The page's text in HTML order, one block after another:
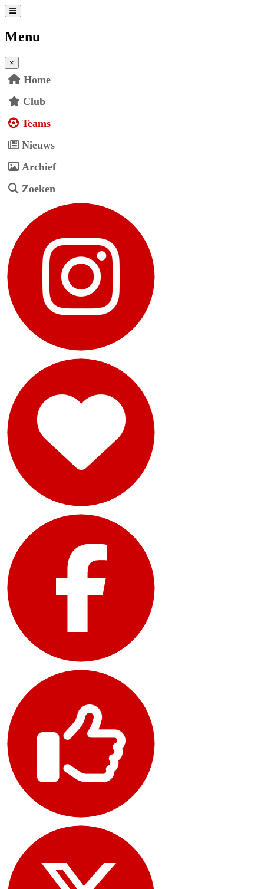
Menu
×
Home
Club
Teams
Nieuws
Archief
Zoeken